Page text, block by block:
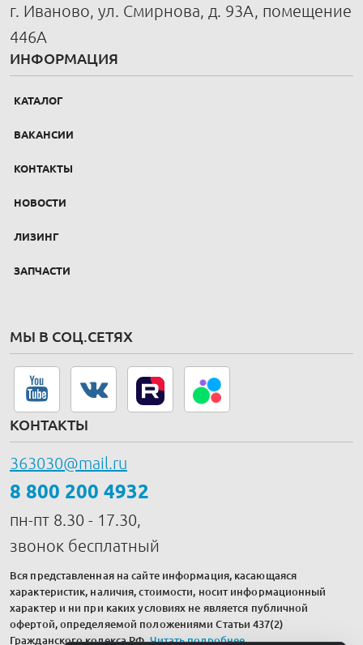
г. Иваново, ул. Смирнова, д. 93А, помещение
446А
ИНФОРМАЦИЯ
КАТАЛОГ
ВАКАНСИИ
КОНТАКТЫ
НОВОСТИ
ЛИЗИНГ
ЗАПЧАСТИ
МЫ В СОЦ.СЕТЯХ
КОНТАКТЫ
363030@mail.ru
8 800 200 4932
пн-пт 8.30 - 17.30,
звонок бесплатный
Вся представленная на сайте информация, касающаяся
характеристик, наличия, стоимости, носит информационный
характер и ни при каких условиях не является публичной
офертой, определяемой положениями Статьи 437(2)
Гражданского кодекса РФ.Читать подробнее.